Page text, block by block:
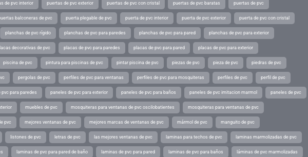
de pvc interior puertas de pvc exterior puertas de pvc con cristal puertas de pvc baratas puertas de pvc
balconeras de pvc puerta plegable de pvc puerta de pvc interior puerta de pvc exterior puerta de pvc con cristal
planchas de pvc rígido planchas de pvc para paredes planchas de pvc para pared planchas de pvc para exterior
decorativas de pvc placas de pvc para paredes placas de pvc para pared placas de pvc para exterior
piscina de pvc pintura para piscinas de pvc pintar piscina de pvc piezas de pvc pieza de pvc piedras de pvc
pergolas de pvc perfiles de pvc para ventanas perfiles de pvc para mosquiteras perfiles de pvc perfil de pvc
pvc para paredes paneles de pvc para exterior paneles de pvc para baños paneles de pvc imitacion marmol paneles de pvc
muebles de pvc mosquiteras para ventanas de pvc oscilobatientes mosquiteras para ventanas de pvc
pvc mejores ventanas de pvc mejores marcas de ventanas de pvc mármol de pvc manguito de pvc
listones de pvc letras de pvc las mejores ventanas de pvc laminas para techos de pvc laminas marmolizadas de pvc
laminas de pvc para pared de baño laminas de pvc para pared laminas de pvc para baños láminas de pvc marmolizadas